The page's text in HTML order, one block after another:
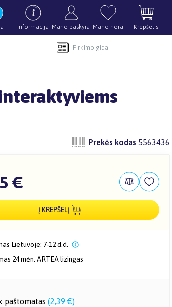
Informacija Mano paskyra Mano norai Krepšelis
Pirkimo gidai
Prekės kodas 5563436
€
Į KREPŠELĮ
Lietuvoje: 7-12 d.d.
24 mėn. ARTEA lizingas
paštomatas (2,39 €)